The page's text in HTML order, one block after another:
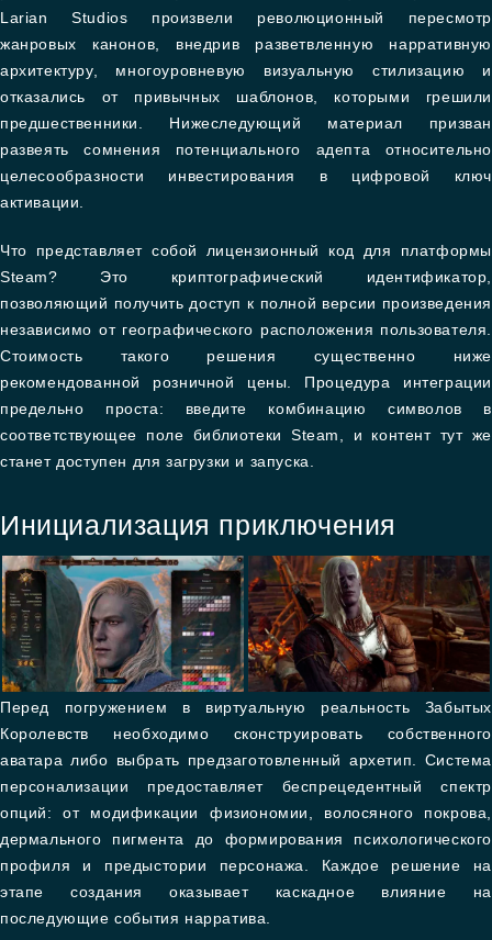
Larian Studios произвели революционный пересмотр
жанровых канонов, внедрив разветвленную нарративную
архитектуру, многоуровневую визуальную стилизацию и
отказались от привычных шаблонов, которыми грешили
предшественники. Нижеследующий материал призван
развеять сомнения потенциального адепта относительно
целесообразности инвестирования в цифровой ключ
активации.
Что представляет собой лицензионный код для платформы
Steam? Это криптографический идентификатор,
позволяющий получить доступ к полной версии произведения
независимо от географического расположения пользователя.
Стоимость такого решения существенно ниже
рекомендованной розничной цены. Процедура интеграции
предельно проста: введите комбинацию символов в
соответствующее поле библиотеки Steam, и контент тут же
станет доступен для загрузки и запуска.
Инициализация приключения
Перед погружением в виртуальную реальность Забытых
Королевств необходимо сконструировать собственного
аватара либо выбрать предзаготовленный архетип. Система
персонализации предоставляет беспрецедентный спектр
опций: от модификации физиономии, волосяного покрова,
дермального пигмента до формирования психологического
профиля и предыстории персонажа. Каждое решение на
этапе создания оказывает каскадное влияние на
последующие события нарратива.